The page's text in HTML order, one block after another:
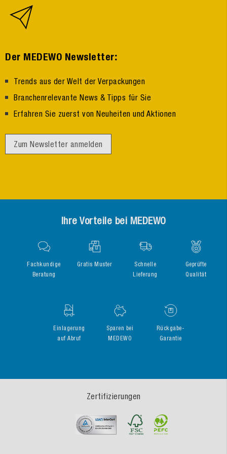
Der MEDEWO Newsletter:
Trends aus der Welt der Verpackungen
Branchenrelevante News & Tipps für Sie
Erfahren Sie zuerst von Neuheiten und Aktionen
Zum Newsletter anmelden
Ihre Vorteile bei MEDEWO
Fachkundige
Beratung
Gratis Muster
Schnelle
Lieferung
Geprüfte
Qualität
Einlagerung
auf Abruf
Sparen bei
MEDEWO
Rückgabe-
Garantie
Zertifizierungen